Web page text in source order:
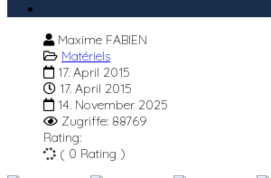
Maxime FABIEN
Matériels
17. April 2015
17. April 2015
14. November 2025
Zugriffe: 88769
Rating:
( 0 Rating )